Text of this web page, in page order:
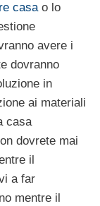
casao lo
avere i
dovranno
in
ai materiali
casa
dovrete mai
il
a far
mentre il